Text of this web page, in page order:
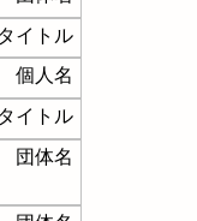
イトル
個人名
イトル
団体名